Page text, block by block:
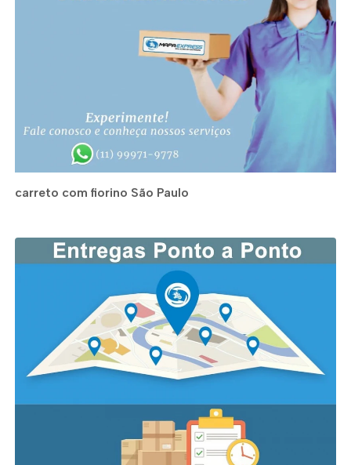
carreto com fiorino São Paulo